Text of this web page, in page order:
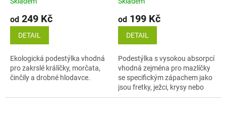
od 249 Kč
DETAIL
Ekologická podestýlka vhodná
pro zakrslé králíčky, morčata,
činčily a drobné hlodavce.
od 199 Kč
DETAIL
Podestýlka s vysokou absorpcí
vhodná zejména pro mazlíčky
se specifickým zápachem jako
jsou fretky, ježci, krysy nebo
činčily.